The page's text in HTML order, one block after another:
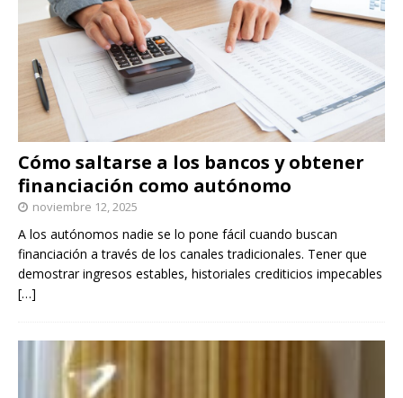
Cómo saltarse a los bancos y obtener
financiación como autónomo
noviembre 12, 2025
A los autónomos nadie se lo pone fácil cuando buscan
financiación a través de los canales tradicionales. Tener que
demostrar ingresos estables, historiales crediticios impecables
[…]